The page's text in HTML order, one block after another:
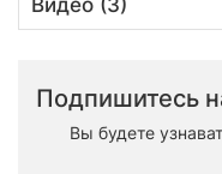
Видео (3)
Подпишитесь
Вы будете